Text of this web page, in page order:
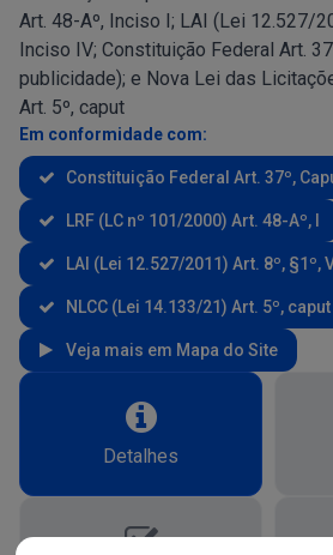
Art. 48-Aº, Inciso I; LAI (Lei 12.527/
Inciso IV; Constituição Federal Art.
publicidade); e Nova Lei das
Art. 5º, caput
Em conformidade com:
Constituição Federal Art. 37º,
LRF (LC nº 101/2000) Art. 48-Aº, I
LAI (Lei 12.527/2011) Art. 8º, §1º,
NLCC (Lei 14.133/21) Art. 5º, caput
Veja mais em Mapa do Site
Detalhes